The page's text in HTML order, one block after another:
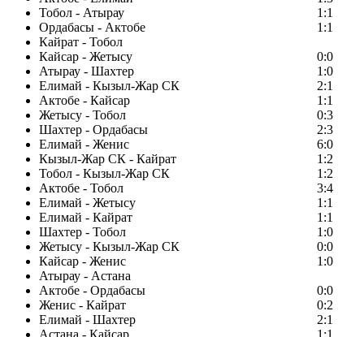
Тобол - Атырау
1:1
Ордабасы - Актобе
1:1
Кайрат - Тобол
Кайсар - Жетысу
0:0
Атырау - Шахтер
1:0
Елимай - Кызыл-Жар СК
2:1
Актобе - Кайсар
1:1
Жетысу - Тобол
0:3
Шахтер - Ордабасы
2:3
Елимай - Женис
6:0
Кызыл-Жар СК - Кайрат
1:2
Тобол - Кызыл-Жар СК
1:2
Актобе - Тобол
3:4
Елимай - Жетысу
1:1
Елимай - Кайрат
1:1
Шахтер - Тобол
1:0
Жетысу - Кызыл-Жар СК
0:0
Кайсар - Женис
1:0
Атырау - Астана
Актобе - Ордабасы
0:0
Женис - Кайрат
0:2
Елимай - Шахтер
2:1